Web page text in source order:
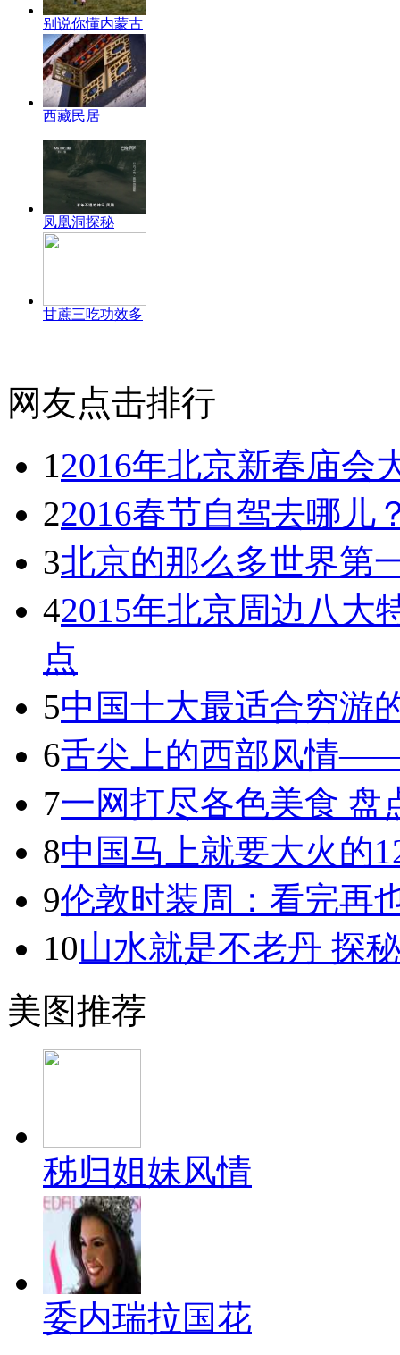
别说你懂内蒙古
西藏民居
凤凰洞探秘
甘蔗三吃功效多
网友点击排行
12016年北京新春庙会
22016春节自驾去哪儿
3北京的那么多世界第
42015年北京周边八大
点
5中国十大最适合穷游
6舌尖上的西部风情
7一网打尽各色美食 盘
8中国马上就要大火的
9伦敦时装周：看完再
10山水就是不老丹 探
美图推荐
秭归姐妹风情
委内瑞拉国花